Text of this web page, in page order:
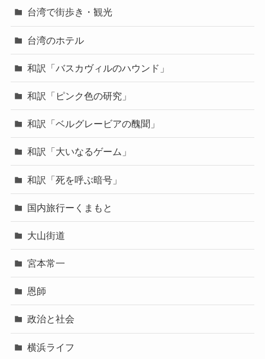
台湾で街歩き・観光
台湾のホテル
和訳「バスカヴィルのハウンド」
和訳「ピンク色の研究」
和訳「ベルグレービアの醜聞」
和訳「大いなるゲーム」
和訳「死を呼ぶ暗号」
国内旅行ーくまもと
大山街道
宮本常一
恩師
政治と社会
横浜ライフ